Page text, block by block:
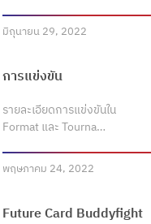
มิถุนายน 29, 2022
การแข่งขัน
รายละเอียดการแข่งขันใน
Format และ Tourna…
พฤษภาคม 24, 2022
Future Card Buddyfight